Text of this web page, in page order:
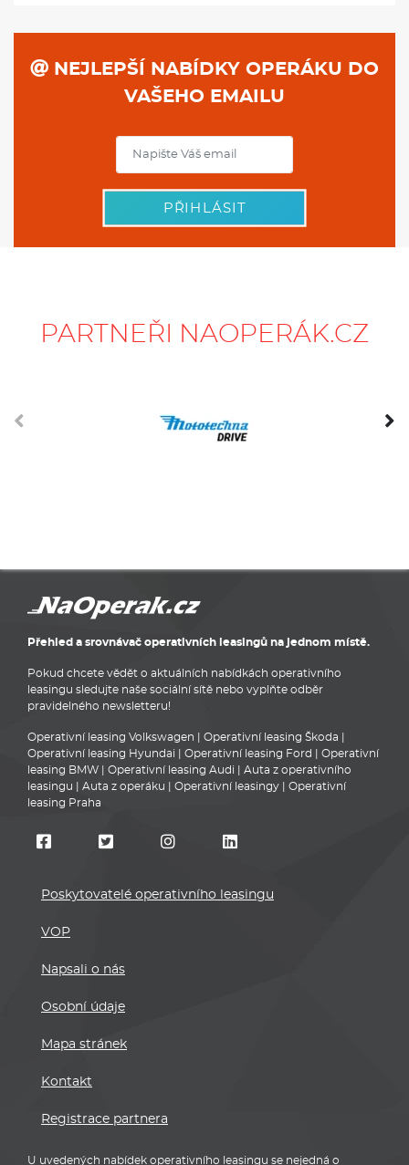
NEJLEPŠÍ NABÍDKY OPERÁKU DO
VAŠEHO EMAILU
PŘIHLÁSIT
PARTNEŘI NAOPERÁK.CZ
Přehled a srovnávač operativních leasingů na jednom místě.
Pokud chcete vědět o aktuálních nabídkách operativního
leasingu sledujte naše sociální sítě nebo vyplňte odběr
pravidelného newsletteru!
Operativní leasing Volkswagen Operativní leasing Škoda
Operativní leasing Hyundai
Operativní leasing Ford
Operativní
leasing BMW
Operativní leasing Audi
Auta z operativního
leasingu
Auta z operáku Operativní leasingy
Operativní
leasing Praha
Poskytovatelé operativního leasingu
VOP
Napsali o nás
Osobní údaje
Mapa stránek
Kontakt
Registrace partnera
U uvedených nabídek operativního leasingu se nejedná o